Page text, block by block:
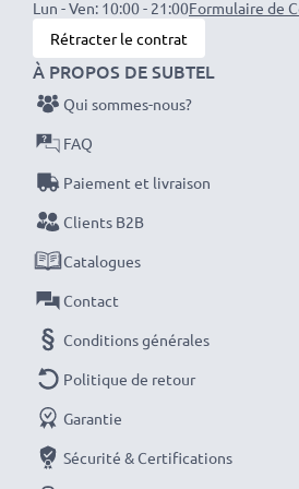
1000mA
Puissance / Power Watt
Longueur de câble
Parfaitement compatible avec:
/ N60i / icn 530 / F10 / F15 / F20 /
voiture et camping car de 12V et
prise allume-cigare de camion
★ 3 ans de Garantie ★
En tant que Professionnel
Lun - Ven: 10:00 - 21:00Formulaire de
Rétracter le contrat
À PROPOS DE SUBTEL
Qui sommes-nous?
FAQ
Paiement et livraison
Clients B2B
Catalogues
Contact
Conditions générales
Politique de retour
Garantie
Sécurité & Certifications